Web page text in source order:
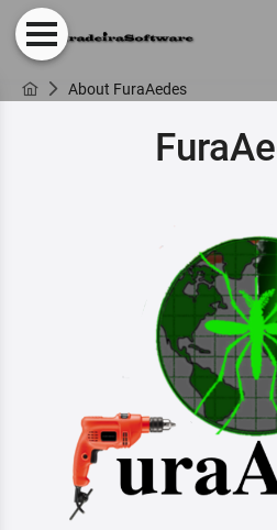
About FuraAedes